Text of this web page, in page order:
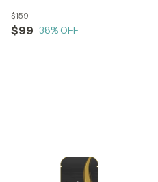
$99
$159
38% OFF